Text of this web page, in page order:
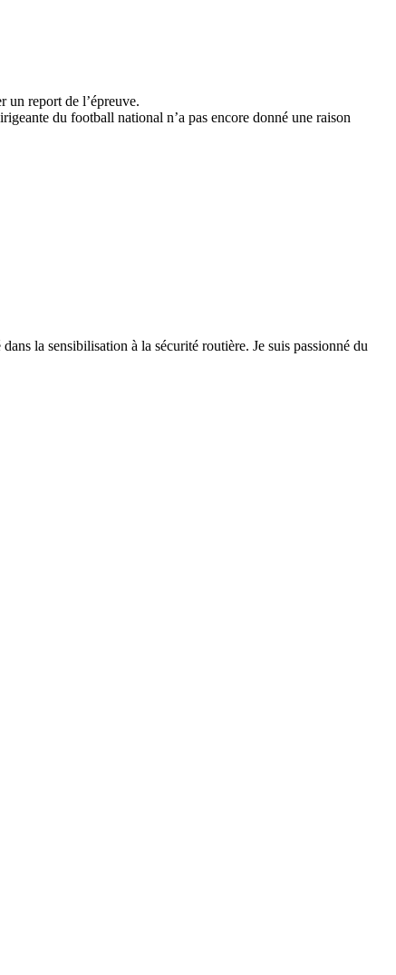
un report de l’épreuve.
du football national n’a pas encore donné une raison
la sensibilisation à la sécurité routière. Je suis passionné du